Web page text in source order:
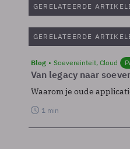
GERELATEERDE
GERELATEERDE
Blog Soevereinteit, Cloud
Van legacy naar
Waarom je oude
1 min